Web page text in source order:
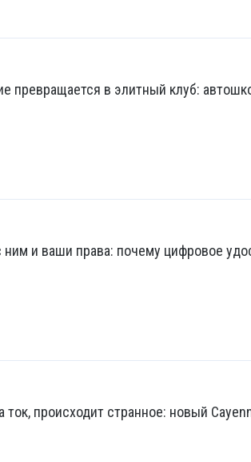
превращается в элитный клуб:
ним и ваши права: почему цифровое
происходит странное: новый